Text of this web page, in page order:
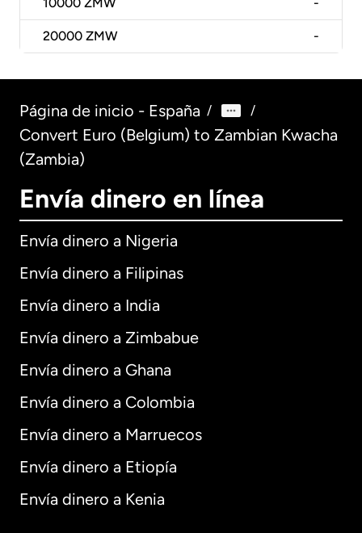
10000 ZMW -
20000 ZMW -
Página de inicio - España / /
Convert Euro (Belgium) to Zambian Kwacha
(Zambia)
Envía dinero en línea
Envía dinero a Nigeria
Envía dinero a Filipinas
Envía dinero a India
Envía dinero a Zimbabue
Envía dinero a Ghana
Envía dinero a Colombia
Envía dinero a Marruecos
Envía dinero a Etiopía
Envía dinero a Kenia